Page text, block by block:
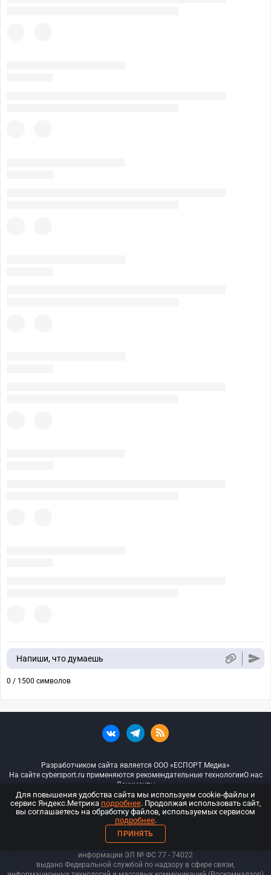
Напиши, что думаешь
0 / 1500 символов
Разработчиком сайта является ООО «ЕСПОРТ Медиа»
На сайте cybersport.ru применяются рекомендательные технологииО нас
Документы
© ООО «Киберспорт.ру» — Все права защищены
18+
ООО «Киберспорт.ру». Свидетельство о регистрации средств массовой
информации ЭЛ № ФС 77 - 74022
выдано Федеральной службой по надзору в сфере связи,
Для повышения удобства сайта мы используем cookie-файлы и
сервис Яндекс.Метрика подробнее. Продолжая использовать сайт,
вы соглашаетесь на обработку файлов, используемых сервисом
подробнее.
ПРИНЯТЬ